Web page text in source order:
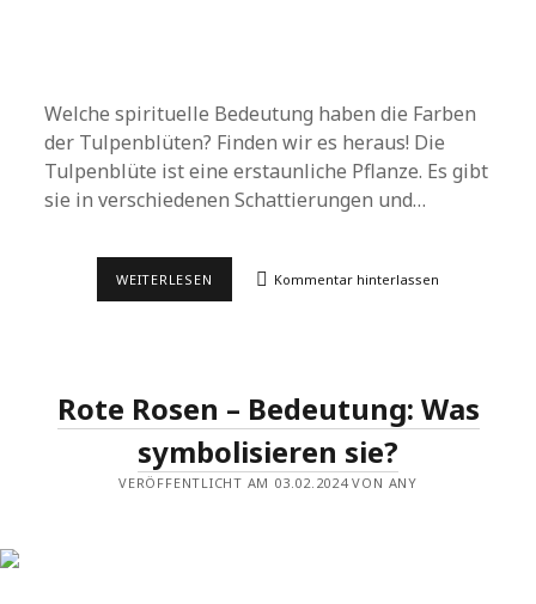
Welche spirituelle Bedeutung haben die Farben
der Tulpenblüten? Finden wir es heraus! Die
Tulpenblüte ist eine erstaunliche Pflanze. Es gibt
sie in verschiedenen Schattierungen und…
WEITERLESEN FARBBEDEUTUNGEN
IOLETT
Kommentar hinterlassen
Rote Rosen – Bedeutung: Was
symbolisieren sie?
VERÖFFENTLICHT AM 03.02.2024 VON ANY